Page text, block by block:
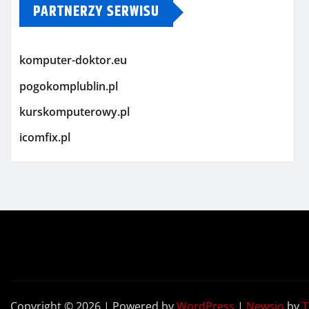
PARTNERZY SERWISU
komputer-doktor.eu
pogokomplublin.pl
kurskomputerowy.pl
icomfix.pl